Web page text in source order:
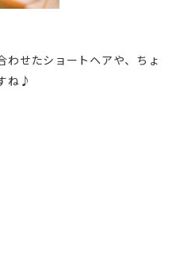
わせたショートヘアや、ちょ
ね♪